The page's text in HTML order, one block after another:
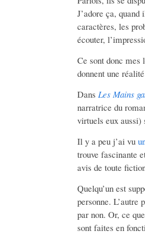
J’adore ça, quand
caractères, les
écouter,
Ce sont donc mes
donnent une
Dans Les Mains
narratrice du
virtuels eux aussi)
Il y a peu j’ai vu
trouve fascinante
avis de toute
Quelqu’un est
personne. L’autre
par non. Or, ce
sont faites en